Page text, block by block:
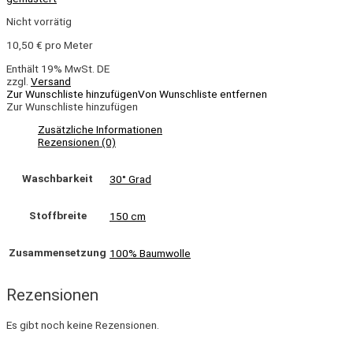
Nicht vorrätig
10,50 € pro Meter
Enthält 19% MwSt. DE
zzgl. Versand
Zur Wunschliste hinzufügenVon Wunschliste entfernen
Zur Wunschliste hinzufügen
Zusätzliche Informationen
Rezensionen (0)
Waschbarkeit 30° Grad
Stoffbreite 150 cm
Zusammensetzung 100% Baumwolle
Rezensionen
Es gibt noch keine Rezensionen.